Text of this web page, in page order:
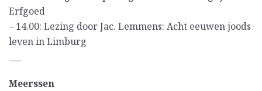
Erfgoed
– 14.00: Lezing door Jac. Lemmens: Acht eeuwen joods
leven in Limburg
Meerssen